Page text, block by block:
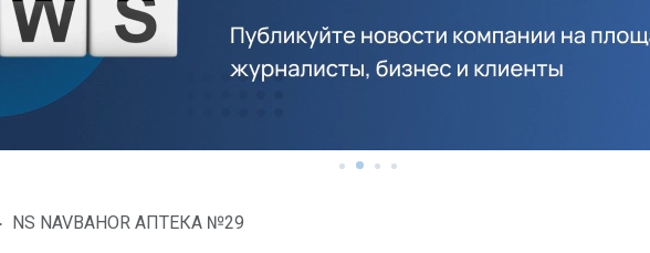
NS NAVBAHOR АПТЕКА №29